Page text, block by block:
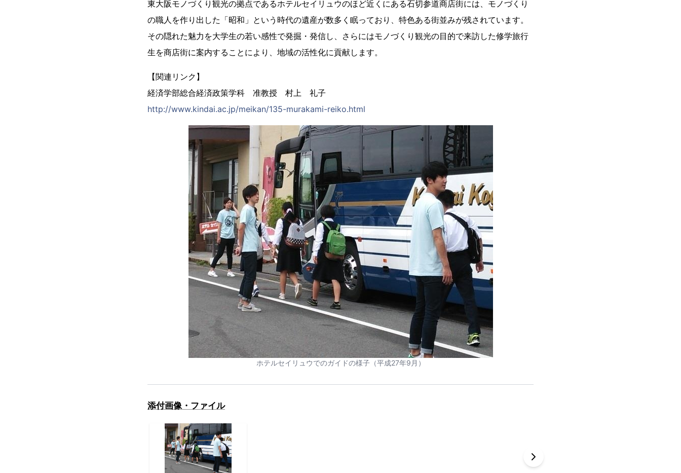
東大阪モノづくり観光の拠点であるホテルセイリュウのほど近くにある石切参道商店街には、モノづくり
の職人を作り出した「昭和」という時代の遺産が数多く眠っており、特色ある街並みが残されています。
その隠れた魅力を大学生の若い感性で発掘・発信し、さらにはモノづくり観光の目的で来訪した修学旅行
生を商店街に案内することにより、地域の活性化に貢献します。
【関連リンク】
経済学部総合経済政策学科 准教授 村上 礼子
http://www.kindai.ac.jp/meikan/135-murakami-reiko.html
ホテルセイリュウでのガイドの様子（平成27年9月）
添付画像・ファイル